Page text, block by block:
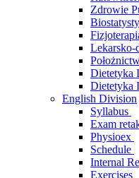
Zdrowie
Lekarsko-
Dietetyka
Dietetyka
English Division
Syllabus
Exam
Physioex
Schedule
Internal
Exercises